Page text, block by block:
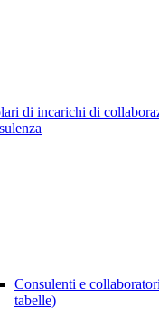
di incarichi di
Consulenti e
tabelle)